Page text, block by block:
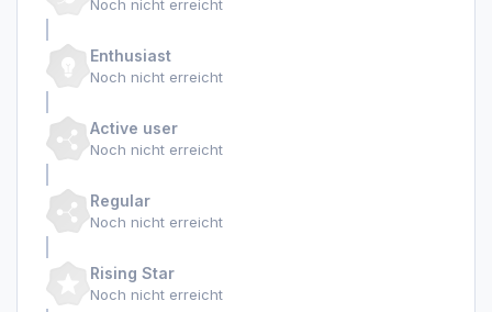
Noch nicht erreicht
Enthusiast
Noch nicht erreicht
Active user
Noch nicht erreicht
Regular
Noch nicht erreicht
Rising Star
Noch nicht erreicht